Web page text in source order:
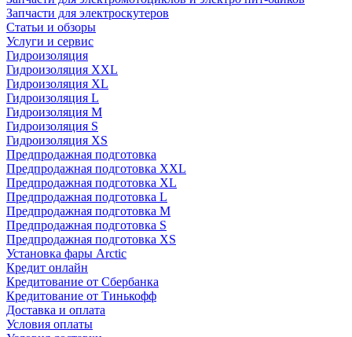
Запчасти для электроскутеров
Статьи и обзоры
Услуги и сервис
Гидроизоляция
Гидроизоляция XXL
Гидроизоляция XL
Гидроизоляция L
Гидроизоляция M
Гидроизоляция S
Гидроизоляция XS
Предпродажная подготовка
Предпродажная подготовка XXL
Предпродажная подготовка XL
Предпродажная подготовка L
Предпродажная подготовка M
Предпродажная подготовка S
Предпродажная подготовка XS
Установка фары Arctic
Кредит онлайн
Кредитование от Сбербанка
Кредитование от Тинькофф
Доставка и оплата
Условия оплаты